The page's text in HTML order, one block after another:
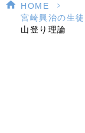
HOME
>
宮崎興治の生
山登り理論